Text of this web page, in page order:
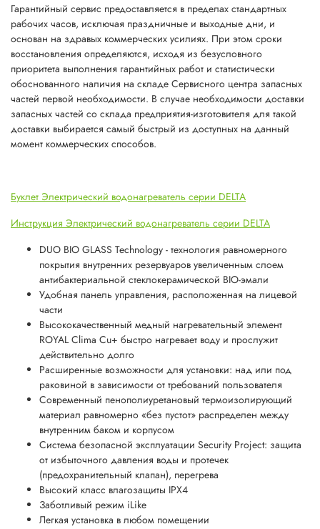
Гарантийный сервис предоставляется в пределах стандартных
рабочих часов, исключая праздничные и выходные дни, и
основан на здравых коммерческих усилиях. При этом сроки
восстановления определяются, исходя из безусловного
приоритета выполнения гарантийных работ и статистически
обоснованного наличия на складе Сервисного центра запасных
частей первой необходимости. В случае необходимости доставки
запасных частей со склада предприятия-изготовителя для такой
доставки выбирается самый быстрый из доступных на данный
момент коммерческих способов.
Буклет Электрический водонагреватель серии DELTA
Инструкция Электрический водонагреватель серии DELTA
DUO BIO GLASS Technology - технология равномерного
покрытия внутренних резервуаров увеличенным слоем
антибактериальной стеклокерамической BIO-эмали
Удобная панель управления, расположенная на лицевой
части
Высококачественный медный нагревательный элемент
ROYAL Clima Cu+ быстро нагревает воду и прослужит
действительно долго
Расширенные возможности для установки: над или под
раковиной в зависимости от требований пользователя
Современный пенополиуретановый термоизолирующий
материал равномерно «без пустот» распределен между
внутренним баком и корпусом
Система безопасной эксплуатации Security Project: защита
от избыточного давления воды и протечек
(предохранительный клапан), перегрева
Высокий класс влагозащиты IPX4
Заботливый режим iLike
Легкая установка в любом помещении